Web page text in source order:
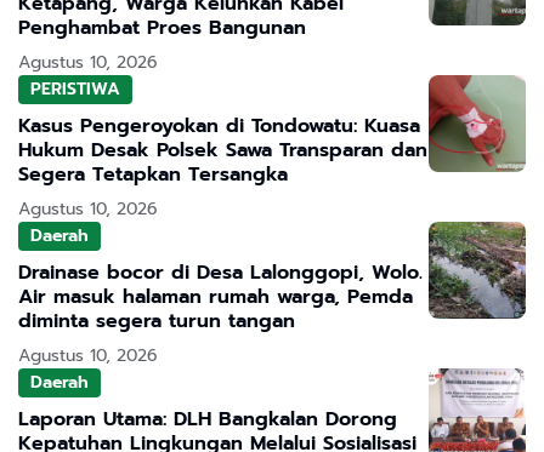
Penghambat Proes Bangunan
Agustus 10, 2026
PERISTIWA
Kasus Pengeroyokan di Tondowatu: Kuasa
Hukum Desak Polsek Sawa Transparan dan
Segera Tetapkan Tersangka
Agustus 10, 2026
Daerah
Drainase bocor di Desa Lalonggopi, Wolo.
Air masuk halaman rumah warga, Pemda
diminta segera turun tangan
Agustus 10, 2026
Daerah
Laporan Utama: DLH Bangkalan Dorong
Kepatuhan Lingkungan Melalui Sosialisasi